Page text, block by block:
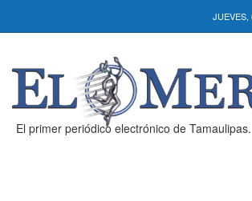
JUEVES,
El primer periódico electrónico de Tamaulipas.